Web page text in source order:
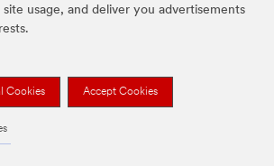
site usage, and deliver you advertisements
Cookies Accept Cookies